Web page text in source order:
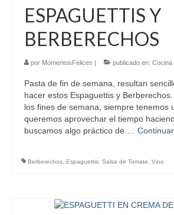
ESPAGUETTIS Y
BERBERECHOS
por MomentosFelices | publicado en: Cocina
Pasta de fin de semana, resultan
hacer estos Espaguettis y
los fines de semana, siempre tenemos
queremos aprovechar el tiempo
buscamos algo práctico de … Continuar
Berberechos Espaguettis Salsa de Tomate Vino